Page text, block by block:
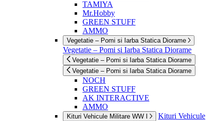
TAMIYA
Mr.Hobby
GREEN STUFF
AMMO
Vegetatie – Pomi si Iarba Statica Diorame
Vegetatie – Pomi si Iarba Statica Diorame
Vegetatie – Pomi si Iarba Statica Diorame
Vegetatie – Pomi si Iarba Statica Diorame
NOCH
GREEN STUFF
AK INTERACTIVE
AMMO
Kituri Vehicule Militare WW I
Kituri Vehicule